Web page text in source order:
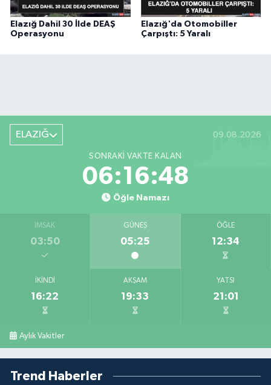
Elazığ Dahil 30 İlde DEAŞ
Operasyonu
Elazığ'da Otomobiller
Çarpıştı: 5 Yaralı
ELAZIĞ 09.08.2026
SONRAKI VAKTE KALAN
06:16:47
Öğle Namazı
İMSAK
03:50
GÜNEŞ
05:25
ÖĞLE
12:34
İKINDI
16:22
AKŞAM
19:33
YATSI
21:01
Aylık Vakitler
Trend Haberler